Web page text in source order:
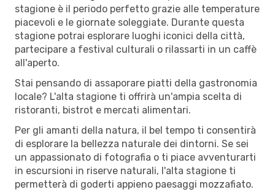
stagione è il periodo perfetto grazie alle temperature
piacevoli e le giornate soleggiate. Durante questa
stagione potrai esplorare luoghi iconici della città,
partecipare a festival culturali o rilassarti in un caffè
all'aperto.
Stai pensando di assaporare piatti della gastronomia
locale? L'alta stagione ti offrirà un'ampia scelta di
ristoranti, bistrot e mercati alimentari.
Per gli amanti della natura, il bel tempo ti consentirà
di esplorare la bellezza naturale dei dintorni. Se sei
un appassionato di fotografia o ti piace avventurarti
in escursioni in riserve naturali, l'alta stagione ti
permetterà di goderti appieno paesaggi mozzafiato.